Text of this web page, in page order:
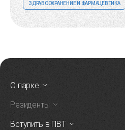
ЗДРАВООХРАНЕНИЕ И ФАРМАЦЕВТИКА
О парке
Резиденты
Вступить в ПВТ